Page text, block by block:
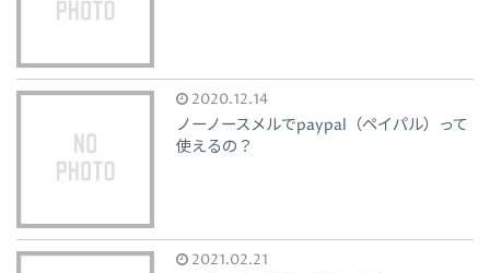
2020.12.14
ノーノースメルでpaypal（ペイパル）って
使えるの？
2021.02.21